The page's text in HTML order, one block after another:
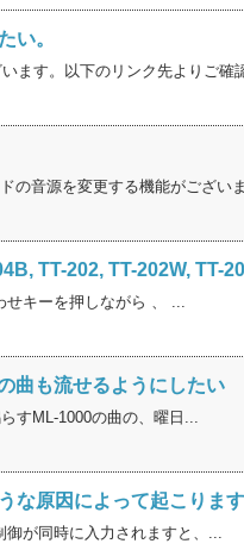
い。
ます。以下のリンク先よりご確
の音源を変更する機能がござい
TT-202, TT-202W, TT-
せキーを押しながら 、 ...
曲も流せるようにしたい
すML-1000の曲の、曜日...
な原因によって起こります
が同時に入力されますと、...